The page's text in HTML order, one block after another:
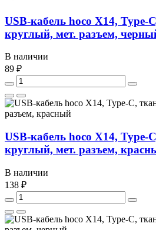
USB-кабель hoco X14, Type-
круглый, мет. разъем,
В наличии
89 ₽
USB-кабель hoco X14, Type-
круглый, мет. разъем,
В наличии
138 ₽